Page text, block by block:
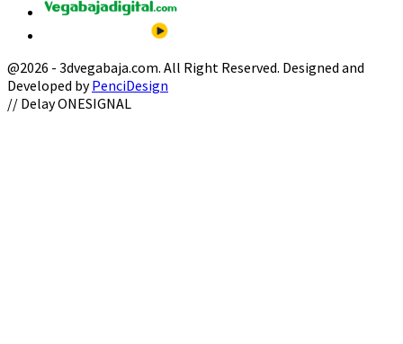
@2026 - 3dvegabaja.com. All Right Reserved. Designed and
Developed byPenciDesign
Facebook
Twitter
Instagram
Youtube
Email
// Delay ONESIGNAL